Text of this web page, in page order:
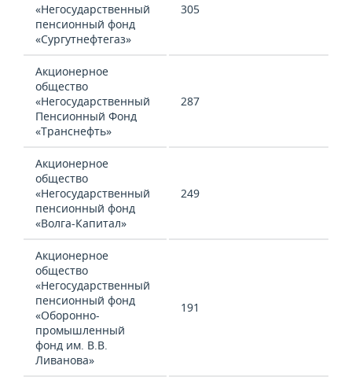
«Негосударственный
пенсионный фонд
«Сургутнефтегаз»
305
Акционерное
общество
«Негосударственный
Пенсионный Фонд
«Транснефть»
287
Акционерное
общество
«Негосударственный
пенсионный фонд
«Волга-Капитал»
249
Акционерное
общество
«Негосударственный
пенсионный фонд
«Оборонно-
промышленный
фонд им. В.В.
Ливанова»
191